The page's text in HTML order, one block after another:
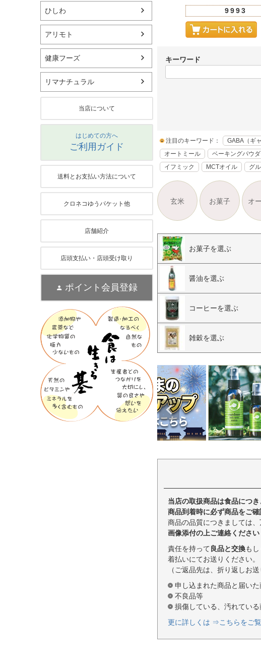
ひしわ
アリモト
健康フーズ
リマナチュラル
当店について
はじめての方へ
ご利用ガイド
送料とお支払い方法について
クロネコゆうパケット他
店舗紹介
店頭支払い・店頭受け取り
ポイント会員登録
9993
キーワード
注目のキーワード： GABA（ギャ
オートミール
ベーキングパウ
イフミック
MCTオイル グ
玄米 お菓子 オ
お菓子を選ぶ
醤油を選ぶ
コーヒーを選ぶ
雑穀を選ぶ
当店の取扱商品は食品につ
商品到着時に必ず商品をご確
商品の品質につきましては
画像添付の上ご連絡ください
責任を持って 良品と交換も
着払いにてお送りください。
（ご返品先は、折り返しお
申し込まれた商品と届い
不良品等
損傷している、汚れている
更に詳しくは ⇒こちらをご覧